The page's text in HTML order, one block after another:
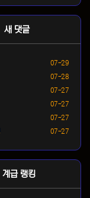
새 댓글
등록일
07-29
등록일
07-28
등록일
07-27
등록일
07-27
등록일
07-27
등록일
07-27
계급 랭킹